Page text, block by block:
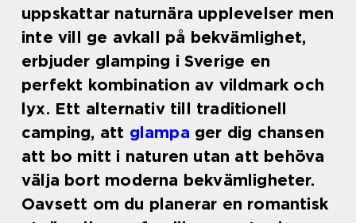
uppskattar naturnära upplevelser men
inte vill ge avkall på bekvämlighet,
erbjuder glamping i Sverige en
perfekt kombination av vildmark och
lyx. Ett alternativ till traditionell
camping, att glampa ger dig chansen
att bo mitt i naturen utan att behöva
välja bort moderna bekvämligheter.
Oavsett om du planerar en romantisk